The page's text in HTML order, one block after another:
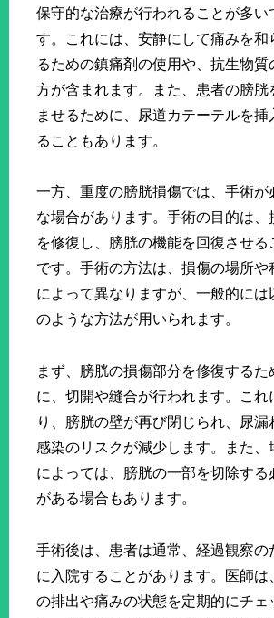
保守的な治療が行われることが多い
す。これには、安静にして痛みを和
るための鎮痛剤の使用や、抗生物質
方が含まれます。また、患者の膀胱
ませるために、尿道カテーテルを挿
ることもあります。
一方、重度の膀胱損傷では、手術が
な場合があります。手術の目的は、
を修復し、膀胱の機能を回復させる
です。手術の方法は、損傷の場所や
によって異なりますが、一般的には
のような方法が用いられます。
まず、膀胱の損傷部分を修復するた
に、切開や縫合が行われます。これ
り、膀胱の壁が再び閉じられ、尿漏
感染のリスクが減少します。また、
によっては、膀胱の一部を切除する
がある場合もあります。
手術後は、患者は通常、経過観察の
に入院することがあります。医師は
の排出や痛みの状態を定期的にチェ